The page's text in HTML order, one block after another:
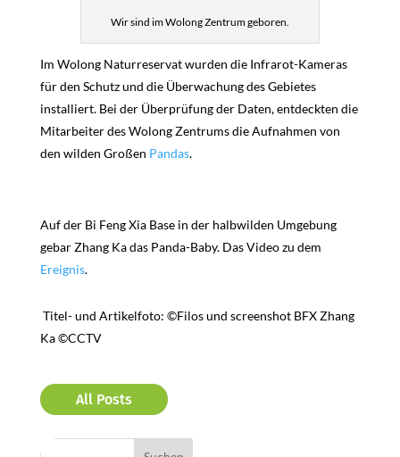
Wir sind im Wolong Zentrum geboren.
Im Wolong Naturreservat wurden die Infrarot-Kameras
für den Schutz und die Überwachung des Gebietes
installiert. Bei der Überprüfung der Daten, entdeckten die
Mitarbeiter des Wolong Zentrums die Aufnahmen von
den wilden Großen Pandas.
Auf der Bi Feng Xia Base in der halbwilden Umgebung
gebar Zhang Ka das Panda-Baby. Das Video zu dem
Ereignis.
Titel- und Artikelfoto: ©Filos und screenshot BFX Zhang
Ka ©CCTV
All Posts